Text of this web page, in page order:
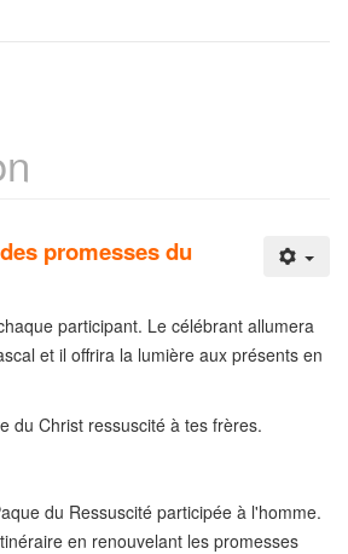
promesses du
participant. Le célébrant allumera
et il offrira la lumière aux présents en
du Christ ressuscité à tes frères.
du Ressuscité participée à l'homme.
en renouvelant les promesses